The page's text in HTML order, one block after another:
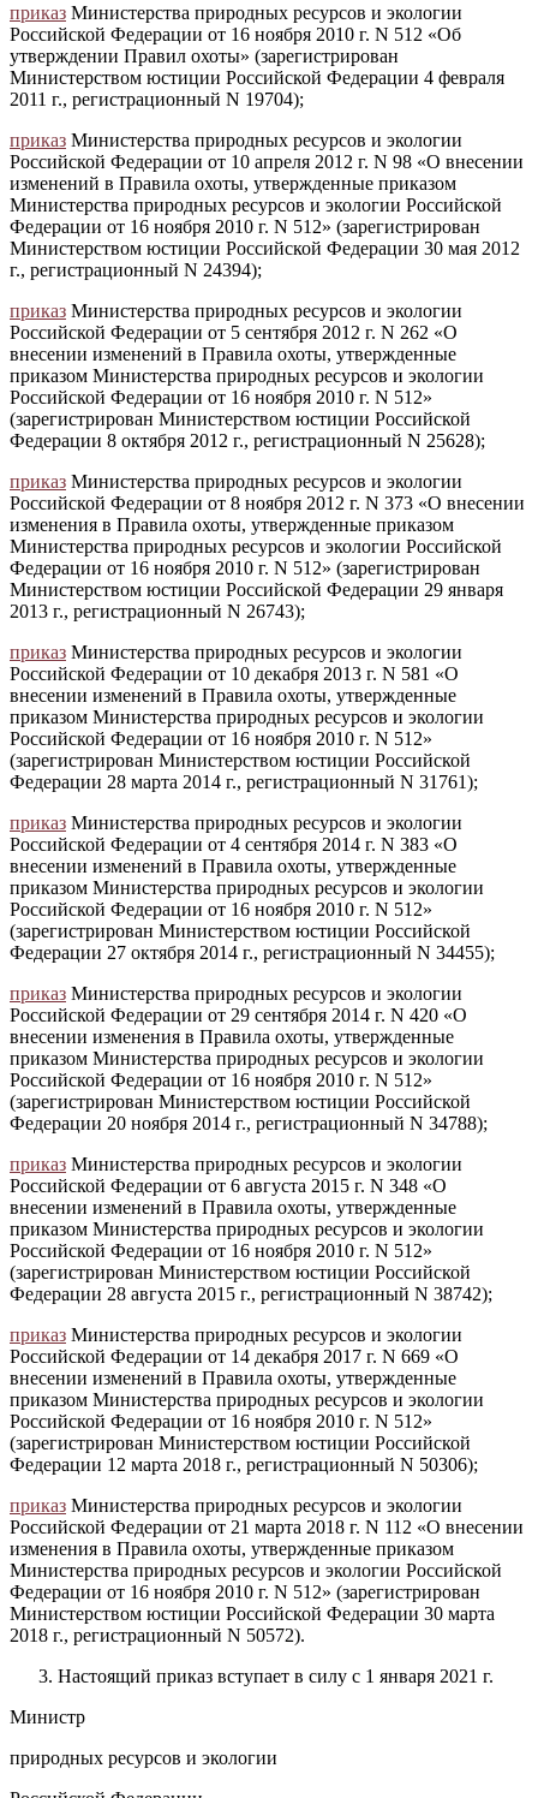
приказ Министерства природных ресурсов и экологии
Российской Федерации от 16 ноября 2010 г. N 512 «Об
утверждении Правил охоты» (зарегистрирован
Министерством юстиции Российской Федерации 4 февраля
2011 г., регистрационный N 19704);
приказ Министерства природных ресурсов и экологии
Российской Федерации от 10 апреля 2012 г. N 98 «О внесении
изменений в Правила охоты, утвержденные приказом
Министерства природных ресурсов и экологии Российской
Федерации от 16 ноября 2010 г. N 512» (зарегистрирован
Министерством юстиции Российской Федерации 30 мая 2012
г., регистрационный N 24394);
приказ Министерства природных ресурсов и экологии
Российской Федерации от 5 сентября 2012 г. N 262 «О
внесении изменений в Правила охоты, утвержденные
приказом Министерства природных ресурсов и экологии
Российской Федерации от 16 ноября 2010 г. N 512»
(зарегистрирован Министерством юстиции Российской
Федерации 8 октября 2012 г., регистрационный N 25628);
приказ Министерства природных ресурсов и экологии
Российской Федерации от 8 ноября 2012 г. N 373 «О внесении
изменения в Правила охоты, утвержденные приказом
Министерства природных ресурсов и экологии Российской
Федерации от 16 ноября 2010 г. N 512» (зарегистрирован
Министерством юстиции Российской Федерации 29 января
2013 г., регистрационный N 26743);
приказ Министерства природных ресурсов и экологии
Российской Федерации от 10 декабря 2013 г. N 581 «О
внесении изменений в Правила охоты, утвержденные
приказом Министерства природных ресурсов и экологии
Российской Федерации от 16 ноября 2010 г. N 512»
(зарегистрирован Министерством юстиции Российской
Федерации 28 марта 2014 г., регистрационный N 31761);
приказ Министерства природных ресурсов и экологии
Российской Федерации от 4 сентября 2014 г. N 383 «О
внесении изменений в Правила охоты, утвержденные
приказом Министерства природных ресурсов и экологии
Российской Федерации от 16 ноября 2010 г. N 512»
(зарегистрирован Министерством юстиции Российской
Федерации 27 октября 2014 г., регистрационный N 34455);
приказ Министерства природных ресурсов и экологии
Российской Федерации от 29 сентября 2014 г. N 420 «О
внесении изменения в Правила охоты, утвержденные
приказом Министерства природных ресурсов и экологии
Российской Федерации от 16 ноября 2010 г. N 512»
(зарегистрирован Министерством юстиции Российской
Федерации 20 ноября 2014 г., регистрационный N 34788);
приказ Министерства природных ресурсов и экологии
Российской Федерации от 6 августа 2015 г. N 348 «О
внесении изменений в Правила охоты, утвержденные
приказом Министерства природных ресурсов и экологии
Российской Федерации от 16 ноября 2010 г. N 512»
(зарегистрирован Министерством юстиции Российской
Федерации 28 августа 2015 г., регистрационный N 38742);
приказ Министерства природных ресурсов и экологии
Российской Федерации от 14 декабря 2017 г. N 669 «О
внесении изменений в Правила охоты, утвержденные
приказом Министерства природных ресурсов и экологии
Российской Федерации от 16 ноября 2010 г. N 512»
(зарегистрирован Министерством юстиции Российской
Федерации 12 марта 2018 г., регистрационный N 50306);
приказ Министерства природных ресурсов и экологии
Российской Федерации от 21 марта 2018 г. N 112 «О внесении
изменения в Правила охоты, утвержденные приказом
Министерства природных ресурсов и экологии Российской
Федерации от 16 ноября 2010 г. N 512» (зарегистрирован
Министерством юстиции Российской Федерации 30 марта
2018 г., регистрационный N 50572).
Настоящий приказ вступает в силу с 1 января 2021 г.
Министр
природных ресурсов и экологии